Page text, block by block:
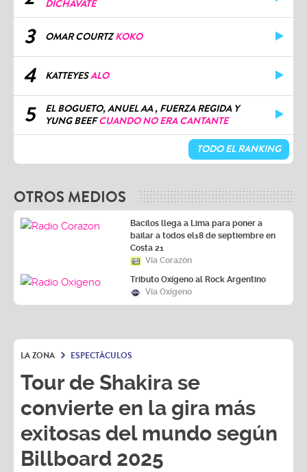
DICHAVATE
3 OMAR COURTZKOKO
4 KATTEYESALO
5
EL BOGUETO, ANUEL AA , FUERZA REGIDA Y
YUNG BEEFCUANDO NO ERA CANTANTE
TODO EL RANKING
OTROS MEDIOS
Bacilos llega a Lima para poner a
bailar a todos el18 de septiembre en
Costa 21
Vía Corazón
Tributo Oxígeno al Rock Argentino
Vía Oxígeno
LA ZONA ESPECTÁCULOS
Tour de Shakira se
convierte en la gira más
exitosas del mundo según
Billboard 2025